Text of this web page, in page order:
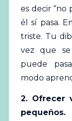
es decir “no
él sí pasa.
triste. Tu
vez que se
puede
modo
2. Ofrecer
pequeños.